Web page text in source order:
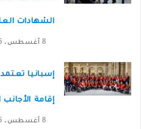
الشهادات
8 أغسطس، 2026
إقامة
8 أغسطس، 2026